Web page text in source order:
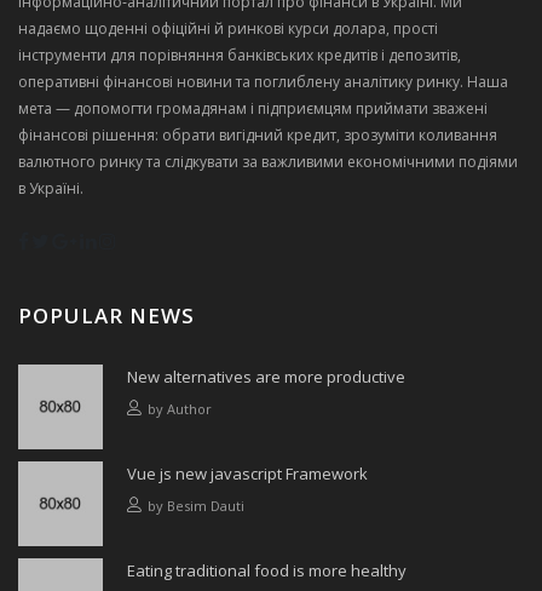
надаємо щоденні офіційні й ринкові курси долара, прості
інструменти для порівняння банківських кредитів і депозитів,
оперативні фінансові новини та поглиблену аналітику ринку. Наша
мета — допомогти громадянам і підприємцям приймати зважені
фінансові рішення: обрати вигідний кредит, зрозуміти коливання
валютного ринку та слідкувати за важливими економічними подіями
в Україні.
POPULAR NEWS
New alternatives are more productive
by Author
Vue js new javascript Framework
by Besim Dauti
Eating traditional food is more healthy